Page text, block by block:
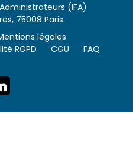
(IFA)
75008 Paris
légales
RGPD
CGU FAQ